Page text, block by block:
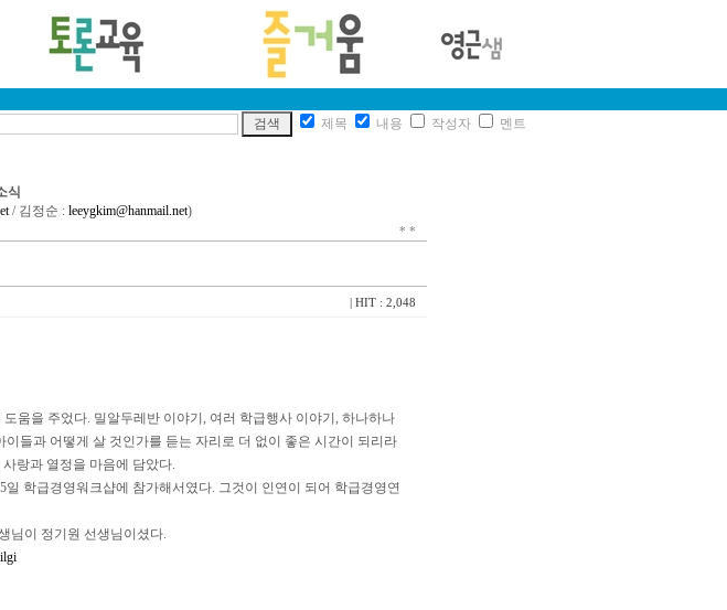
제목 내용 작성자 멘트
식
/ 김정순 : leeygkim@hanmail.net)
* *
| HIT : 2,048
움을 주었다. 밀알두레반 이야기, 여러 학급행사 이야기, 하나하나
들과 어떻게 살 것인가를 듣는 자리로 더 없이 좋은 시간이 되리라
랑과 열정을 마음에 담았다.
학급경영워크샵에 참가해서였다. 그것이 인연이 되어 학급경영연
님이 정기원 선생님이셨다.